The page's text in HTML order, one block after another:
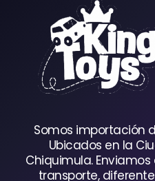
Somos importación
Ubicados en la
Chiquimula.
transporte,